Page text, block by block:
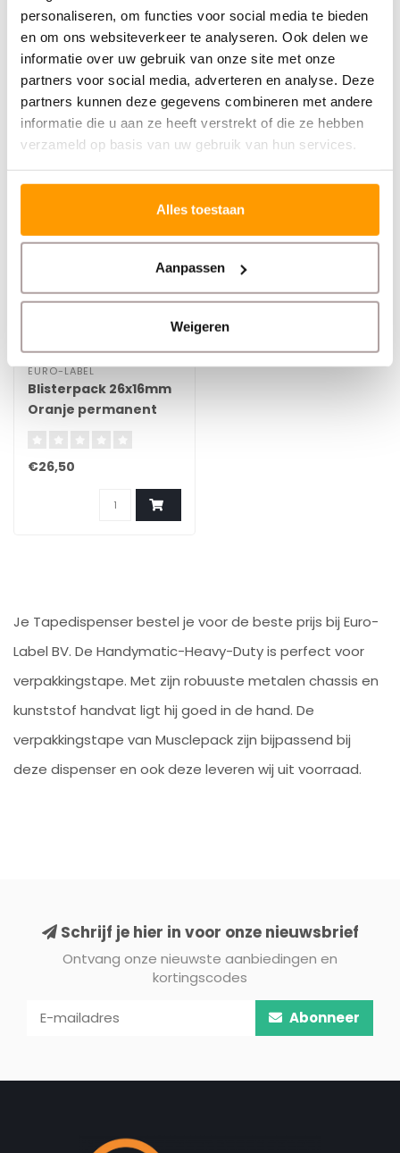
personaliseren, om functies voor social media te bieden
en om ons websiteverkeer te analyseren. Ook delen we
informatie over uw gebruik van onze site met onze
partners voor social media, adverteren en analyse. Deze
partners kunnen deze gegevens combineren met andere
informatie die u aan ze heeft verstrekt of die ze hebben
verzameld op basis van uw gebruik van hun services.
Alles toestaan
Aanpassen
Weigeren
Blisterpack 26x16mm
Wit permanent
€21,00
Blisterpack 26x12mm
Oranje permanent
€25,00
EURO-LABEL
Blisterpack 26x16mm
Oranje permanent
€26,50
Je Tapedispenser bestel je voor de beste prijs bij Euro-
Label BV. De Handymatic-Heavy-Duty is perfect voor
verpakkingstape. Met zijn robuuste metalen chassis en
kunststof handvat ligt hij goed in de hand. De
verpakkingstape van Musclepack zijn bijpassend bij
deze dispenser en ook deze leveren wij uit voorraad.
Schrijf je hier in voor onze nieuwsbrief
Ontvang onze nieuwste aanbiedingen en
kortingscodes
Abonneer